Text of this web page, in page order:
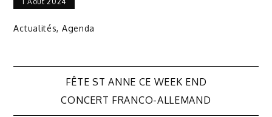
Actualités, Agenda
NavigationFÊTE ST ANNE CE WEEK END
CONCERT FRANCO-ALLEMAND